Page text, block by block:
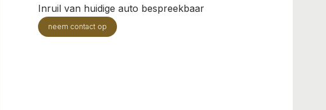
Inruil van huidige auto bespreekbaar
neem contact op